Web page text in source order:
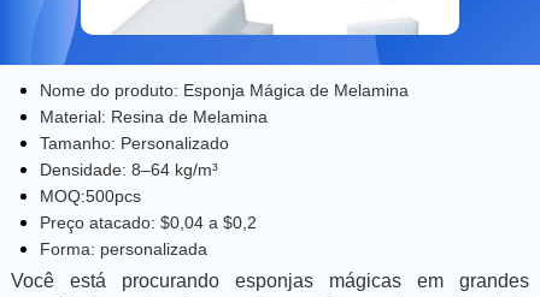
Nome do produto: Esponja Mágica de Melamina
Material: Resina de Melamina
Tamanho: Personalizado
Densidade: 8–64 kg/m³
MOQ:500pcs
Preço atacado: $0,04 a $0,2
Forma: personalizada
Você está procurando esponjas mágicas em grandes